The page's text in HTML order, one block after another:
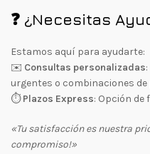
❓ ¿Necesitas
Estamos aquí para ayudarte:
✉️ Consultas personalizadas
urgentes o combinaciones
⏱Plazos Express: Opción
«Tu satisfacción es nuestra
compromiso!»